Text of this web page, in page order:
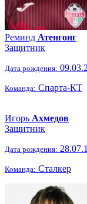
Реминд Атенгонг
Защитник
Дата рождения:
Команда: Спарта-КТ
Игорь Ахмедов
Защитник
Дата рождения:
Команда: Сталкер